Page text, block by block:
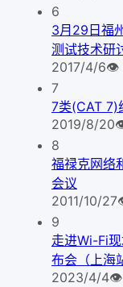
6
3月29日福
测试技术研
2017/4/6👁
7
7类(CAT 7)
2019/8/20
8
福禄克网络
会议
2011/10/27
9
走进Wi-Fi
布会（上海
2023/4/4👁